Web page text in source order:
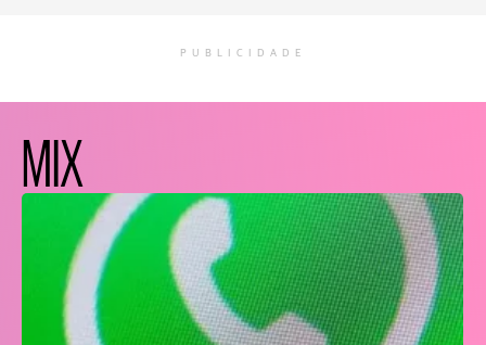
PUBLICIDADE
MIX